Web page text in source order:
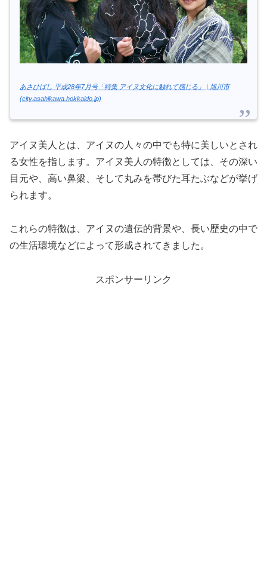
あさひばし 平成28年7月号「特集 アイヌ文化に触れて感じる」 | 旭川市
(city.asahikawa.hokkaido.jp)
アイヌ美人とは、アイヌの人々の中でも特に美しいとされ
る女性を指します。アイヌ美人の特徴としては、その深い
目元や、高い鼻梁、そして丸みを帯びた耳たぶなどが挙げ
られます。
これらの特徴は、アイヌの遺伝的背景や、長い歴史の中で
の生活環境などによって形成されてきました。
スポンサーリンク